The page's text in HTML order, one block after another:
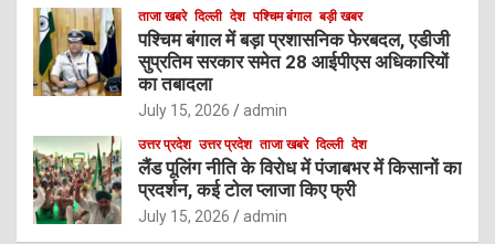
ताजा खबरे दिल्ली देश पश्चिम बंगाल बड़ी खबर
पश्चिम बंगाल में बड़ा प्रशासनिक फेरबदल, एडीजी
सुप्रतिम सरकार समेत 28 आईपीएस अधिकारियों
का तबादला
July 15, 2026 admin
उत्तर प्रदेश उत्तर प्रदेश ताजा खबरे दिल्ली देश
लैंड पूलिंग नीति के विरोध में पंजाबभर में किसानों का
प्रदर्शन, कई टोल प्लाजा किए फ्री
July 15, 2026 admin